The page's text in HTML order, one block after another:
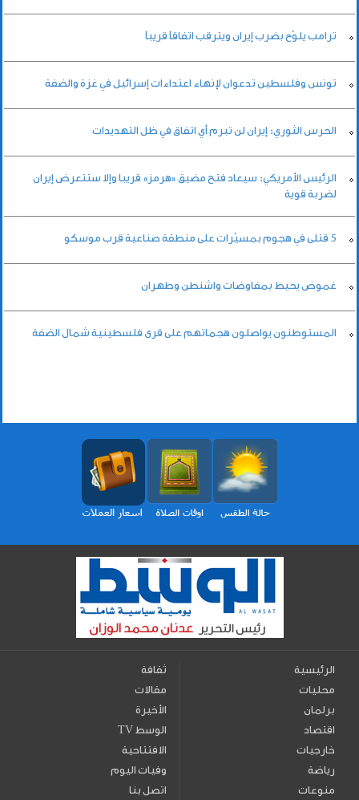
ترامب يلوّح بضرب إيران ويترقب اتفاقاً قريباً
تونس وفلسطين تدعوان لإنهاء اعتداءات إسرائيل في غزة والضفة
الحرس الثوري: إيران لن تبرم أي اتفاق في ظل التهديدات
الرئيس الأمريكي: سيعاد فتح مضيق «هرمز» قريبا وإلا ستتعرض إيران
لضربة قوية
5 قتلى في هجوم بمسيّرات على منطقة صناعية قرب موسكو
غموض يحيط بمفاوضات واشنطن وطهران
المستوطنون يواصلون هجماتهم على قرى فلسطينية شمال الضفة
الرئيسية
محليات
برلمان
اقتصاد
خارجيات
رياضة
منوعات
ثقافة
مقالات
الأخيرة
TV الوسط
الافتتاحية
وفيات اليوم
اتصل بنا